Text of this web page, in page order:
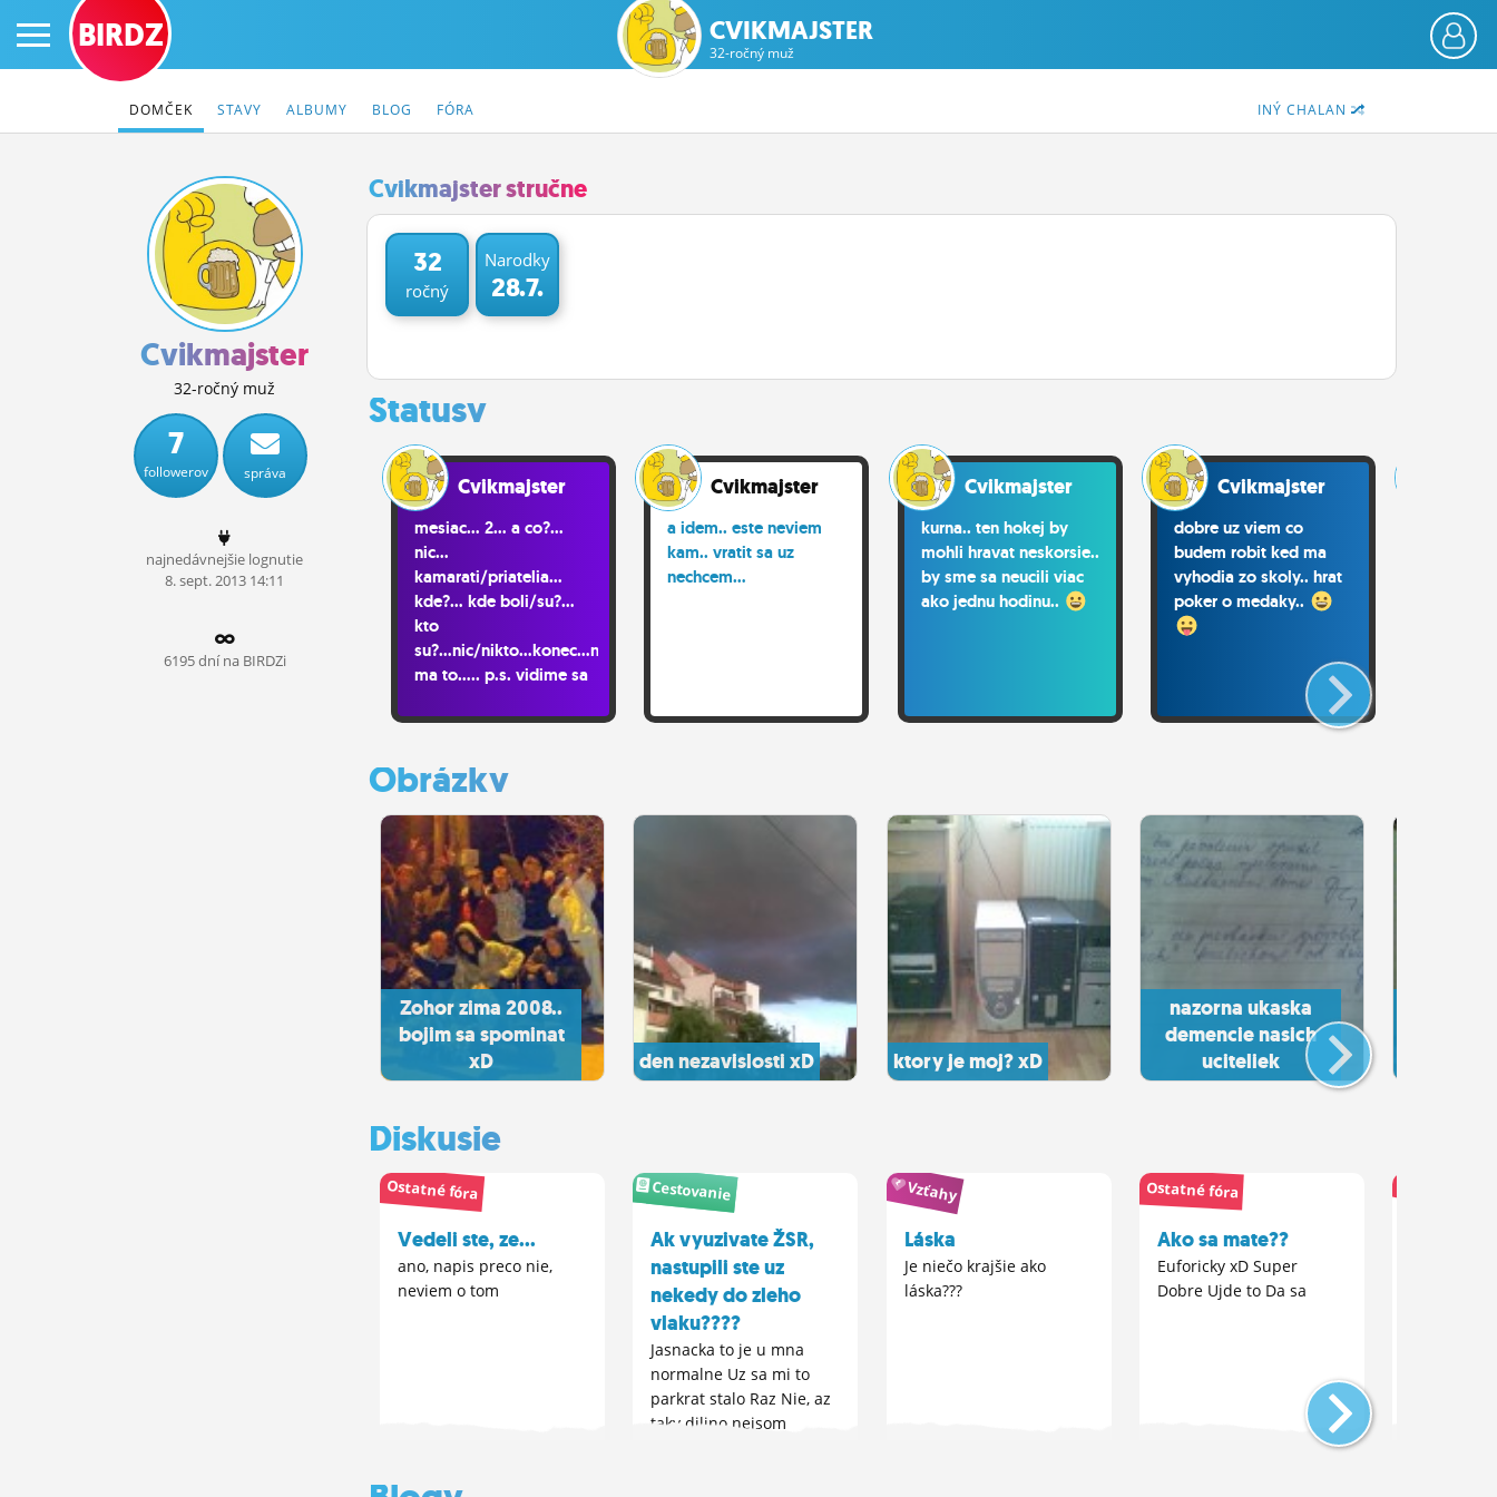
PRIHLÁS SA
ČINŽIAK
FÓRUM
STATUSY
BLOGY
OBRÁZKY
MÔJ PROFIL
ROLETA
BIRDZ CVIKMAJSTER
32-ročný muž
INÝ CHALAN
DOMČEK STAVY ALBUMY BLOG FÓRA
Cvikmajster
32-ročný muž
7
followerov správa
najnedávnejšie lognutie
8.sept.2013 14:11
6195 dní na BIRDZi
Cvikmajster stručne
32
ročný
Narodky
28.7.
Statusy
Cvikmajster
mesiac... 2... a co?...
nic...
kamarati/priatelia...
kde?... kde boli/su?...
kto
su?...nic/nikto...konec...nebavi
ma to..... p.s. vidime sa
Cvikmajster
a idem.. este neviem
kam.. vratit sa uz
nechcem...
Cvikmajster
kurna.. ten hokej by
mohli hravat neskorsie..
by sme sa neucili viac
ako jednu hodinu..
Cvikmajster
dobre uz viem co
budem robit ked ma
vyhodia zo skoly.. hrat
poker o medaky..
Obrázky
Zohor zima 2008..
bojim sa spominat
xD
den nezavislosti xD ktory je moj? xD
nazorna ukaska
demencie nasich
uciteliek
Diskusie
Ostatné fóra
Vedeli ste, ze...
ano, napis preco nie,
neviem o tom
Cestovanie
Ak vyuzivate ŽSR,
nastupili ste uz
nekedy do zleho
vlaku????
Jasnacka to je u mna
normalne Uz sa mi to
parkrat stalo Raz Nie, az
taky dilino nejsom
Vzťahy
Láska
Je niečo krajšie ako
láska???
Ostatné fóra
Ako sa mate??
Euforicky xD Super
Dobre Ujde to Da sa
Ostatné fóra